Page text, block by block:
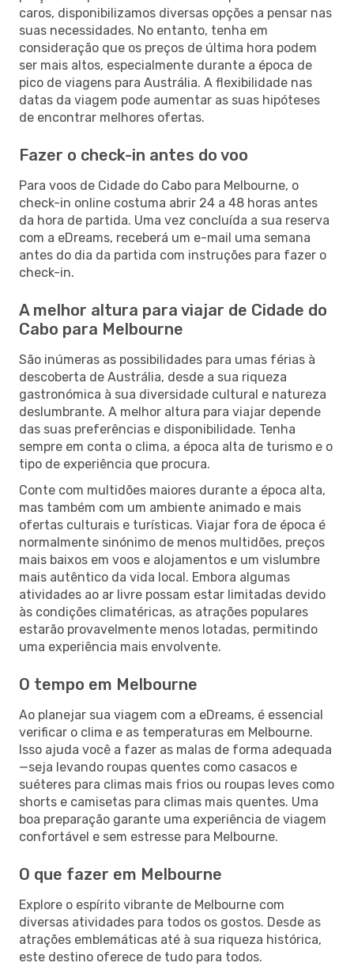
caros, disponibilizamos diversas opções a pensar nas
suas necessidades. No entanto, tenha em
consideração que os preços de última hora podem
ser mais altos, especialmente durante a época de
pico de viagens para Austrália. A flexibilidade nas
datas da viagem pode aumentar as suas hipóteses
de encontrar melhores ofertas.
Fazer o check-in antes do voo
Para voos de Cidade do Cabo para Melbourne, o
check-in online costuma abrir 24 a 48 horas antes
da hora de partida. Uma vez concluída a sua reserva
com a eDreams, receberá um e-mail uma semana
antes do dia da partida com instruções para fazer o
check-in.
A melhor altura para viajar de Cidade do
Cabo para Melbourne
São inúmeras as possibilidades para umas férias à
descoberta de Austrália, desde a sua riqueza
gastronómica à sua diversidade cultural e natureza
deslumbrante. A melhor altura para viajar depende
das suas preferências e disponibilidade. Tenha
sempre em conta o clima, a época alta de turismo e o
tipo de experiência que procura.
Conte com multidões maiores durante a época alta,
mas também com um ambiente animado e mais
ofertas culturais e turísticas. Viajar fora de época é
normalmente sinónimo de menos multidões, preços
mais baixos em voos e alojamentos e um vislumbre
mais autêntico da vida local. Embora algumas
atividades ao ar livre possam estar limitadas devido
às condições climatéricas, as atrações populares
estarão provavelmente menos lotadas, permitindo
uma experiência mais envolvente.
O tempo em Melbourne
Ao planejar sua viagem com a eDreams, é essencial
verificar o clima e as temperaturas em Melbourne.
Isso ajuda você a fazer as malas de forma adequada
—seja levando roupas quentes como casacos e
suéteres para climas mais frios ou roupas leves como
shorts e camisetas para climas mais quentes. Uma
boa preparação garante uma experiência de viagem
confortável e sem estresse para Melbourne.
O que fazer em Melbourne
Explore o espírito vibrante de Melbourne com
diversas atividades para todos os gostos. Desde as
atrações emblemáticas até à sua riqueza histórica,
este destino oferece de tudo para todos.